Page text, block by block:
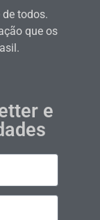
todos.
que os
e